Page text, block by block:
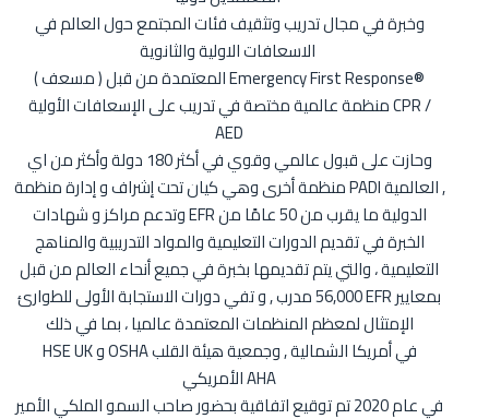
وخبرة في مجال تدريب وتثقيف فئات المجتمع حول العالم في
( مسعف ) المعتمدة من قبل Emergency First Response®
منظمة عالمية مختصة في تدريب على الإسعافات الأولية CPR /
AED
وحازت على قبول عالمي وقوي في أكثر 180 دولة وأكثر من اي
منظمة أخرى وهي كيان تحت إشراف و إدارة منظمة PADI العالمية ,
وتدعم مراكز و شهادات EFR الدولية ما يقرب من 50 عامًا من
الخبرة في تقديم الدورات التعليمية والمواد التدريبية والمناهج
التعليمية ، والتي يتم تقديمها بخبرة في جميع أنحاء العالم من قبل
56,000 مدرب , و تفي دورات الاستجابة الأولى للطوارئ EFR بمعايير
الإمتثال لمعظم المنظمات المعتمدة عالميا ، بما في ذلك
HSE UK و OSHA في أمريكا الشمالية , وجمعية هيئة القلب
الأمريكي AHA
في عام 2020 تم توقيع اتفاقية بحضور صاحب السمو الملكي الأمير